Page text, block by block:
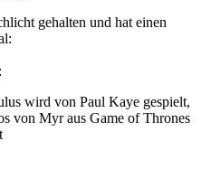
gehalten und hat einen
wird von Paul Kaye gespielt,
von Myr aus Game of Thrones